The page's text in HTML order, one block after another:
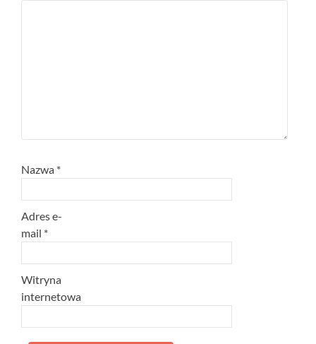
Nazwa *
Adres e-
mail *
Witryna
internetowa